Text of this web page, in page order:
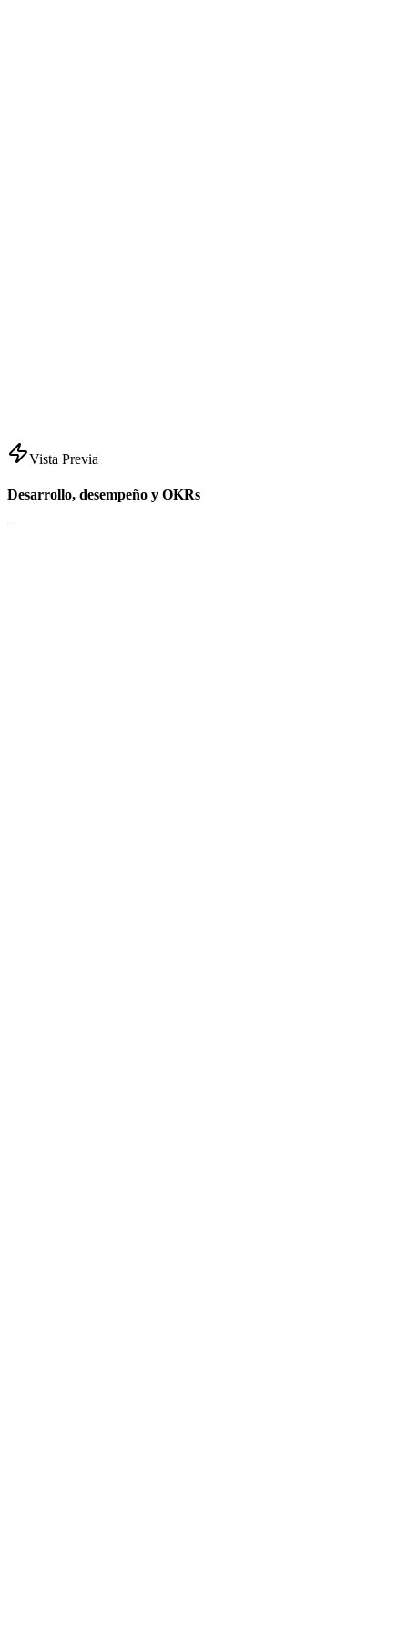
Vista Previa
Desarrollo, desempeño y OKRs